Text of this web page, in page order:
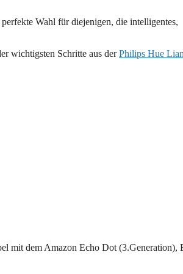
Wahl für diejenigen, die intelligentes,
wichtigsten Schritte aus derPhilips Hue
mit dem Amazon Echo Dot (3.Generation),